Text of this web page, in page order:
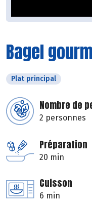
Bagel
Plat principal
Nombre de
2 personnes
Préparation
20 min
Cuisson
6 min